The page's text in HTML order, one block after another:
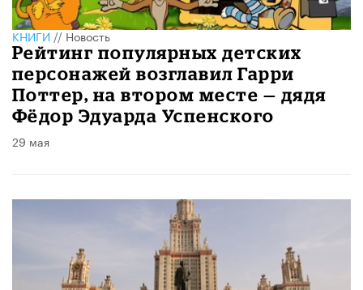
КНИГИ//Новость
Рейтинг популярных детских
персонажей возглавил Гарри
Поттер, на втором месте — дядя
Фёдор Эдуарда Успенского
29 мая